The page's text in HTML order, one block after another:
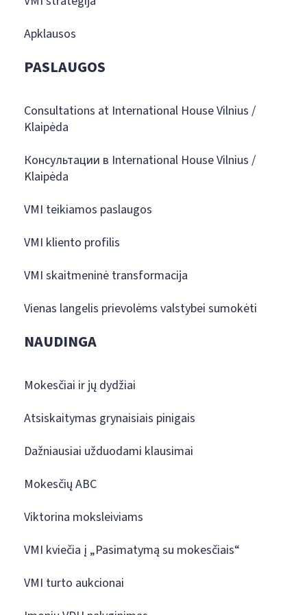
Apklausos
PASLAUGOS
Consultations at International House Vilnius /
Klaipėda
Консультации в International House Vilnius /
Klaipėda
VMI teikiamos paslaugos
VMI kliento profilis
VMI skaitmeninė transformacija
Vienas langelis prievolėms valstybei sumokėti
NAUDINGA
Mokesčiai ir jų dydžiai
Atsiskaitymas grynaisiais pinigais
Dažniausiai užduodami klausimai
Mokesčių ABC
Viktorina moksleiviams
VMI kviečia į „Pasimatymą su mokesčiais“
VMI turto aukcionai